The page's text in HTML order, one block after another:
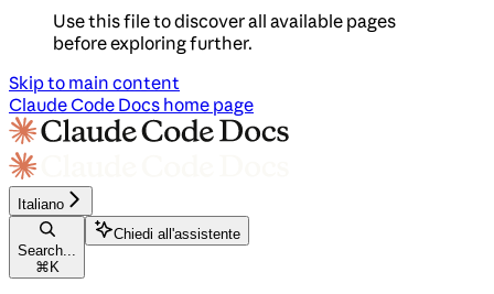
Use this file to discover all available pages
before exploring further.
Skip to main content
Claude Code Docs home page
Italiano
Search...
⌘ K
Chiedi all'assistente